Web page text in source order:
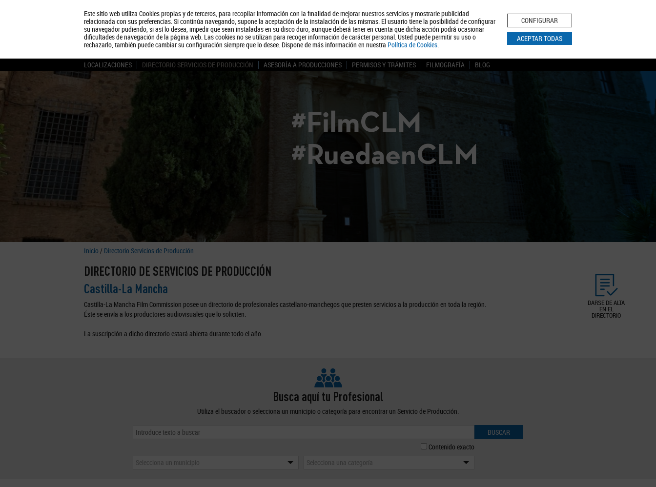
Este sitio web utiliza Cookies propias y de terceros, para recopilar información con la finalidad de mejorar nuestros servicios y mostrarle publicidad
relacionada con sus preferencias. Si continúa navegando, supone la aceptación de la instalación de las mismas. El usuario tiene la posibilidad de configurar
su navegador pudiendo, si así lo desea, impedir que sean instaladas en su disco duro, aunque deberá tener en cuenta que dicha acción podrá ocasionar
dificultades de navegación de la página web. Las cookies no se utilizan para recoger información de carácter personal. Usted puede permitir su uso o
rechazarlo, también puede cambiar su configuración siempre que lo desee. Dispone de más información en nuestra Política de Cookies.
CONFIGURAR
ACEPTAR TODAS
Quiénes somos Turismo Política de Privacidad Aviso Legal Política de Cookies
BUSCAR
LOCALIZACIONES DIRECTORIO SERVICIOS DE PRODUCCIÓN ASESORÍA A PRODUCCIONES PERMISOS Y TRÁMITES FILMOGRAFÍA BLOG
#FilmCLM
#RuedaenCLM
Inicio / Directorio Servicios de Producción
DARSE DE ALTA
EN EL
DIRECTORIO
DIRECTORIO DE SERVICIOS DE PRODUCCIÓN
Castilla-La Mancha
Castilla-La Mancha Film Commission posee un directorio de profesionales castellano-manchegos que presten servicios a la producción en toda la región.
Éste se envía a los productores audiovisuales que lo soliciten.
La suscripción a dicho directorio estará abierta durante todo el año.
Busca aquí tu Profesional
Utiliza el buscador o selecciona un municipio o categoría para encontrar un Servicio de Producción.
BUSCAR
Contenido exacto
Selecciona un municipio
Selecciona una categoría